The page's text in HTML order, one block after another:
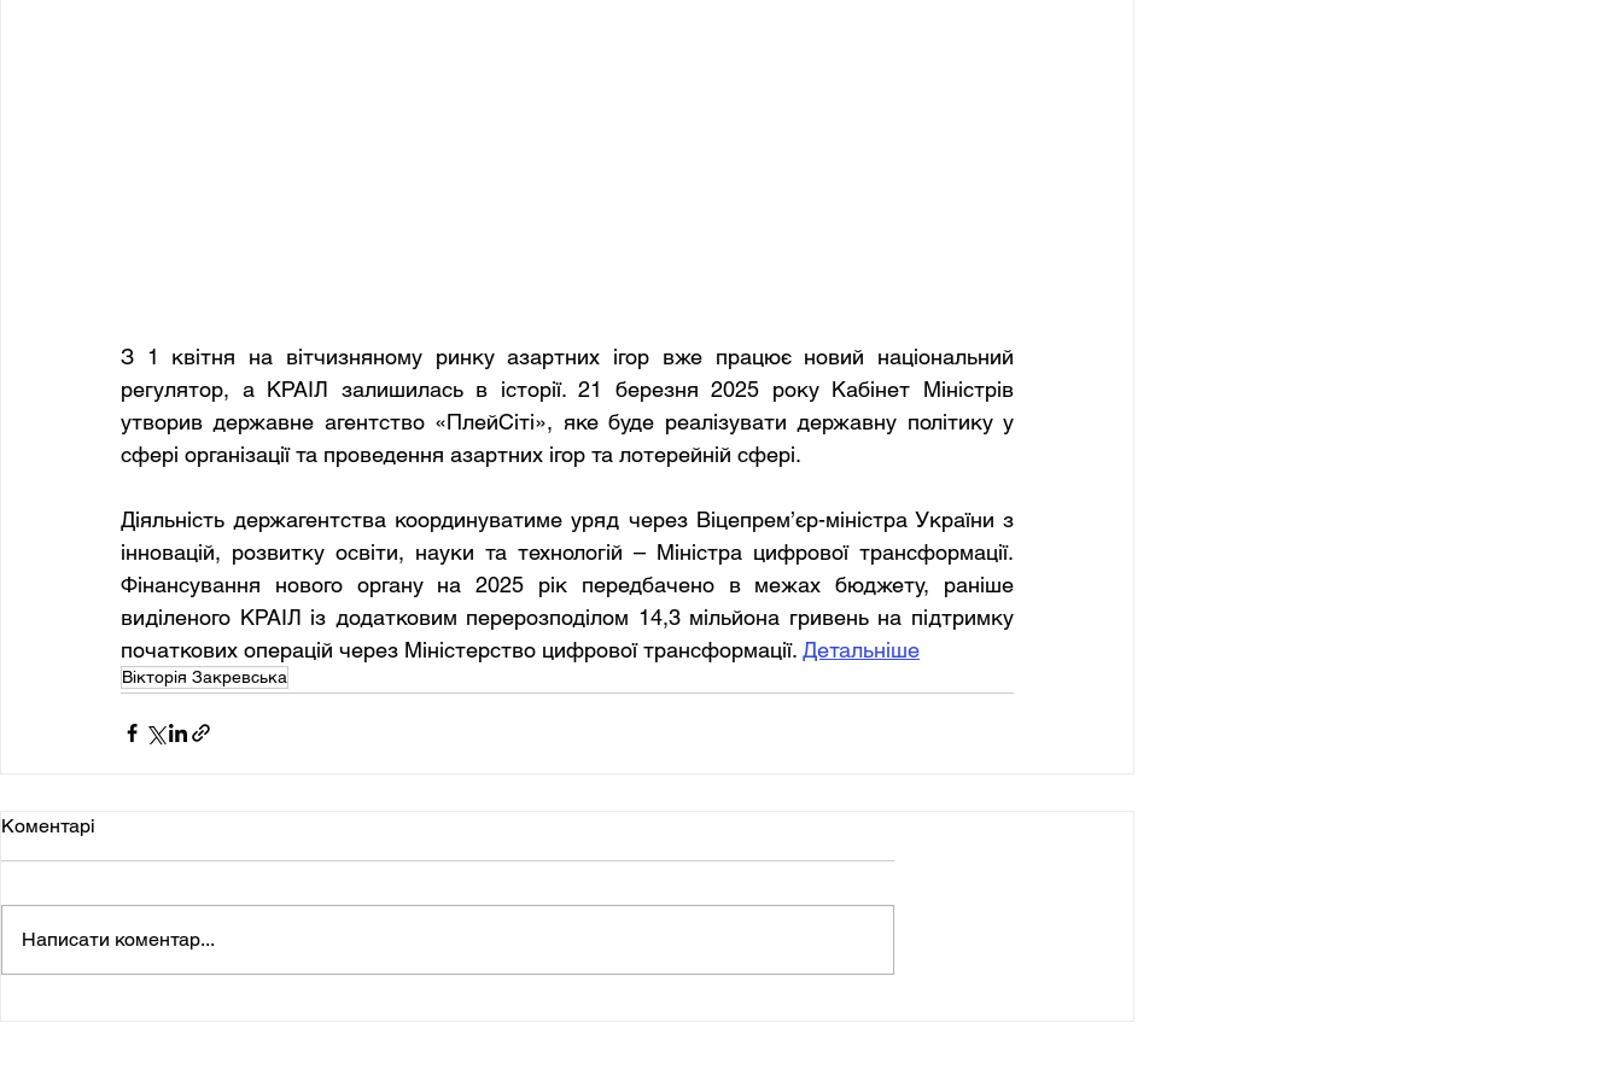
З 1 квітня на вітчизняному ринку азартних ігор вже працює новий національний
регулятор, а КРАІЛ залишилась в історії. 21 березня 2025 року Кабінет Міністрів
утворив державне агентство «ПлейСіті», яке буде реалізувати державну політику у
сфері організації та проведення азартних ігор та лотерейній сфері.
Діяльність держагентства координуватиме уряд через Віцепрем’єр-міністра України з
інновацій, розвитку освіти, науки та технологій – Міністра цифрової трансформації.
Фінансування нового органу на 2025 рік передбачено в межах бюджету, раніше
виділеного КРАІЛ із додатковим перерозподілом 14,3 мільйона гривень на підтримку
початкових операцій через Міністерство цифрової трансформації. Детальніше
Вікторія Закревська
Коментарі
Написати коментар...